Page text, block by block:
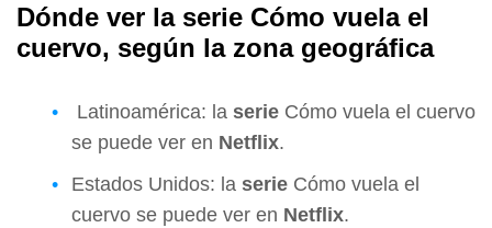
Dónde ver la serie Cómo vuela el
cuervo, según la zona geográfica
Latinoamérica: la serie Cómo vuela el cuervo
se puede ver en Netflix.
Estados Unidos: la serie Cómo vuela el
cuervo se puede ver en Netflix.